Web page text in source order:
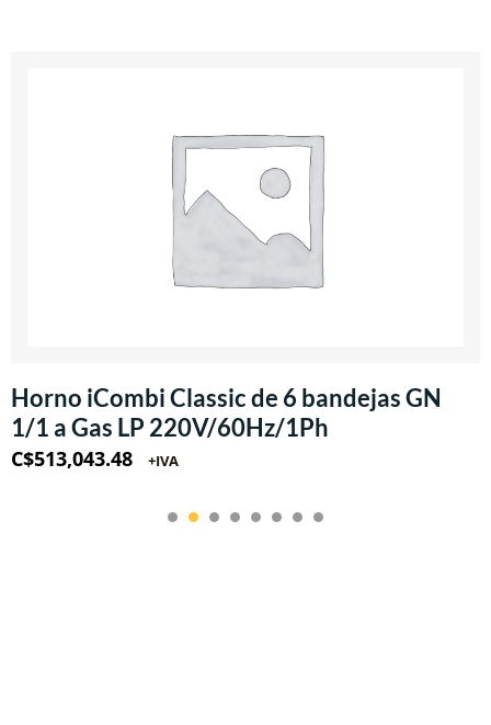
Horno iCombi Classic de 6 bandejas GN
1/1 a Gas LP 220V/60Hz/1Ph
C$513,043.48 +IVA